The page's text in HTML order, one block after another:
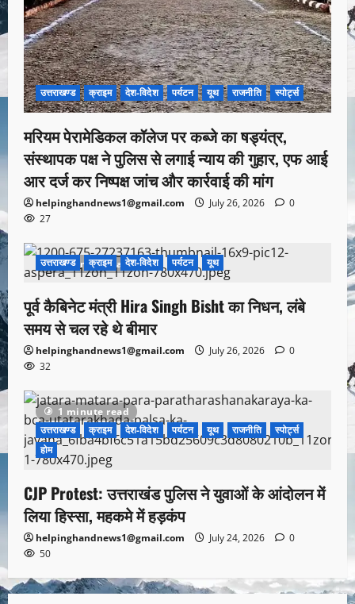
उत्तराखण्ड क्राइम देश-विदेश पर्यटन यूथ राजनीति स्पोर्ट्स
मरियम पेरामेडिकल कॉलेज पर कब्जे का षड्यंत्र,
संस्थापक पक्ष ने पुलिस से लगाई न्याय की गुहार, एफ आई
आर दर्ज कर निष्पक्ष जांच और कार्रवाई की मांग
helpinghandnews1@gmail.com July 26, 2026
0
27
1 minute read
उत्तराखण्ड क्राइम देश-विदेश पर्यटन यूथ
पूर्व कैबिनेट मंत्री Hira Singh Bisht का निधन, लंबे
समय से चल रहे थे बीमार
helpinghandnews1@gmail.com July 26, 2026
0
32
1 minute read
उत्तराखण्ड
क्राइम देश-विदेश पर्यटन यूथ राजनीति
स्पोर्ट्स
होम
CJP Protest: उत्तराखंड पुलिस ने युवाओं के आंदोलन में
लिया हिस्सा, महकमे में हड़कंप
helpinghandnews1@gmail.com July 24, 2026
0
50